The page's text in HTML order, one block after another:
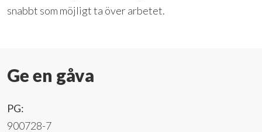
snabbt som möjligt ta över arbetet.
Ge en gåva
PG:
900728-7